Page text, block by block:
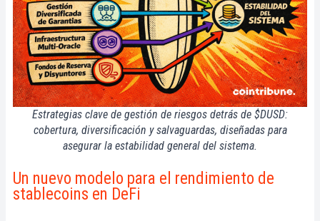
Estrategias clave de gestión de riesgos detrás de $DUSD:
cobertura, diversificación y salvaguardas, diseñadas para
asegurar la estabilidad general del sistema.
Un nuevo modelo para el rendimiento de
stablecoins en DeFi